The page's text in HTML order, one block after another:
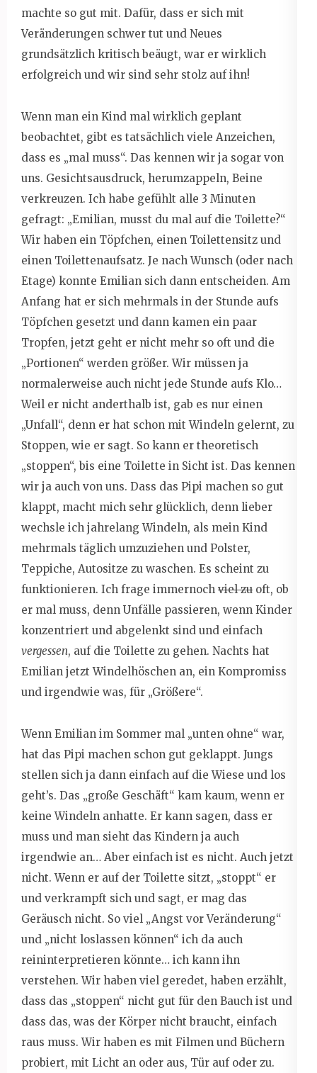
machte so gut mit. Dafür, dass er sich mit
Veränderungen schwer tut und Neues
grundsätzlich kritisch beäugt, war er wirklich
erfolgreich und wir sind sehr stolz auf ihn!
Wenn man ein Kind mal wirklich geplant
beobachtet, gibt es tatsächlich viele Anzeichen,
dass es „mal muss“. Das kennen wir ja sogar von
uns. Gesichtsausdruck, herumzappeln, Beine
verkreuzen. Ich habe gefühlt alle 3 Minuten
gefragt: „Emilian, musst du mal auf die Toilette?“
Wir haben ein Töpfchen, einen Toilettensitz und
einen Toilettenaufsatz. Je nach Wunsch (oder nach
Etage) konnte Emilian sich dann entscheiden. Am
Anfang hat er sich mehrmals in der Stunde aufs
Töpfchen gesetzt und dann kamen ein paar
Tropfen, jetzt geht er nicht mehr so oft und die
„Portionen“ werden größer. Wir müssen ja
normalerweise auch nicht jede Stunde aufs Klo…
Weil er nicht anderthalb ist, gab es nur einen
„Unfall“, denn er hat schon mit Windeln gelernt, zu
Stoppen, wie er sagt. So kann er theoretisch
„stoppen“, bis eine Toilette in Sicht ist. Das kennen
wir ja auch von uns. Dass das Pipi machen so gut
klappt, macht mich sehr glücklich, denn lieber
wechsle ich jahrelang Windeln, als mein Kind
mehrmals täglich umzuziehen und Polster,
Teppiche, Autositze zu waschen. Es scheint zu
funktionieren. Ich frage immernoch viel zu oft, ob
er mal muss, denn Unfälle passieren, wenn Kinder
konzentriert und abgelenkt sind und einfach
vergessen, auf die Toilette zu gehen. Nachts hat
Emilian jetzt Windelhöschen an, ein Kompromiss
und irgendwie was, für „Größere“.
Wenn Emilian im Sommer mal „unten ohne“ war,
hat das Pipi machen schon gut geklappt. Jungs
stellen sich ja dann einfach auf die Wiese und los
geht’s. Das „große Geschäft“ kam kaum, wenn er
keine Windeln anhatte. Er kann sagen, dass er
muss und man sieht das Kindern ja auch
irgendwie an… Aber einfach ist es nicht. Auch jetzt
nicht. Wenn er auf der Toilette sitzt, „stoppt“ er
und verkrampft sich und sagt, er mag das
Geräusch nicht. So viel „Angst vor Veränderung“
und „nicht loslassen können“ ich da auch
reininterpretieren könnte… ich kann ihn
verstehen. Wir haben viel geredet, haben erzählt,
dass das „stoppen“ nicht gut für den Bauch ist und
dass das, was der Körper nicht braucht, einfach
raus muss. Wir haben es mit Filmen und Büchern
probiert, mit Licht an oder aus, Tür auf oder zu.